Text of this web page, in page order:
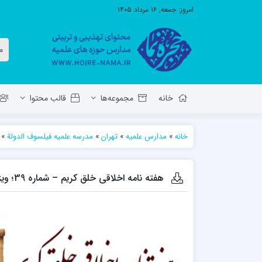
امروز: جمعه, ۱۶ مرداد ۱۴۰۵
خانه مجموعه‌ها قالب محتوا
معاونت تهذیب استان آ.ش
حوزه علمیه حضرت ولی عصر عج بناب
مدرسه علمیه صاحب الزمان عج مرند
مدرسه
خانه» مدارس علمیه» تهران» مدرسه علمیه فیلسوف الدولة»
هفته نامه اخلاقی خلق کریم – شماره 39؛ ویژه نامه حاج آقا مجتهدی (ره) 1